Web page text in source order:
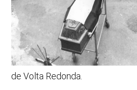
de Volta Redonda.